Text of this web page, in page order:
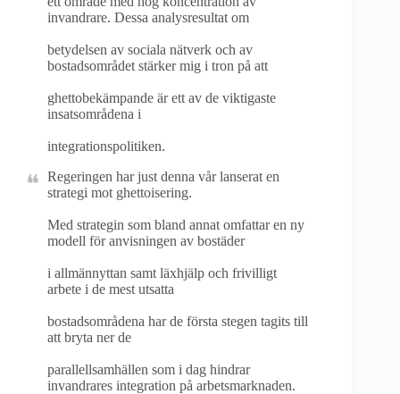
invandrare. Dessa analysresultat om
betydelsen av sociala nätverk och av
bostadsområdet stärker mig i tron på att
ghettobekämpande är ett av de viktigaste
insatsområdena i
integrationspolitiken.
Regeringen har just denna vår lanserat en
strategi mot ghettoisering.
Med strategin som bland annat omfattar en ny
modell för anvisningen av bostäder
i allmännyttan samt läxhjälp och frivilligt
arbete i de mest utsatta
bostadsområdena har de första stegen tagits till
att bryta ner de
parallellsamhällen som i dag hindrar
invandrares integration på arbetsmarknaden.